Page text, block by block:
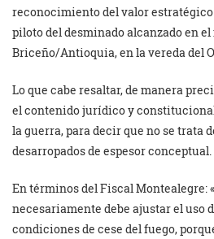
reconocimiento del valor estratégico
piloto del desminado alcanzado en
Briceño/Antioquia, en la vereda del
Lo que cabe resaltar, de manera
el contenido jurídico y
la guerra, para decir que no se trata
desarropados de espesor conceptual.
En términos del Fiscal Montealegre:
necesariamente debe ajustar el uso
condiciones de cese del fuego,